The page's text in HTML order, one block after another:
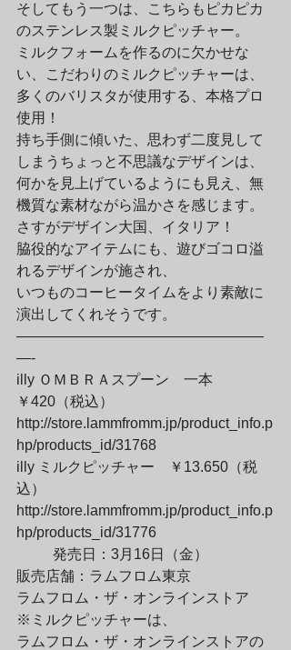
そしてもう一つは、こちらもピカピカ
のステンレス製ミルクピッチャー。
ミルクフォームを作るのに欠かせな
い、こだわりのミルクピッチャーは、
多くのバリスタが使用する、本格プロ
使用！
持ち手側に傾いた、思わず二度見して
しまうちょっと不思議なデザインは、
何かを見上げているようにも見え、無
機質な素材ながら温かさを感じます。
さすがデザイン大国、イタリア！
脇役的なアイテムにも、遊びゴコロ溢
れるデザインが施され、
いつものコーヒータイムをより素敵に
演出してくれそうです。
—————————————————
—-
illy ＯＭＢＲＡスプーン　一本
￥420（税込）
http://store.lammfromm.jp/product_info.p
hp/products_id/31768
illy ミルクピッチャー　￥13.650（税
込）
http://store.lammfromm.jp/product_info.p
hp/products_id/31776
販売店舗：ラムフロム東京
ラムフロム・ザ・オンラインストア
※ミルクピッチャーは、
ラムフロム・ザ・オンラインストアの